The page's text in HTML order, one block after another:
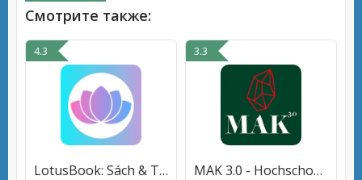
Смотрите также:
4.3
LotusBook: Sách & Truyện
3.3
MAK 3.0 - Hochschober